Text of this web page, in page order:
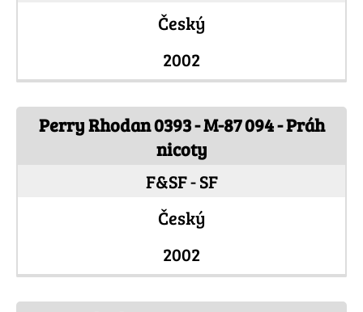
Český
2002
Perry Rhodan 0393 - M-87 094 - Práh
nicoty
F&SF - SF
Český
2002